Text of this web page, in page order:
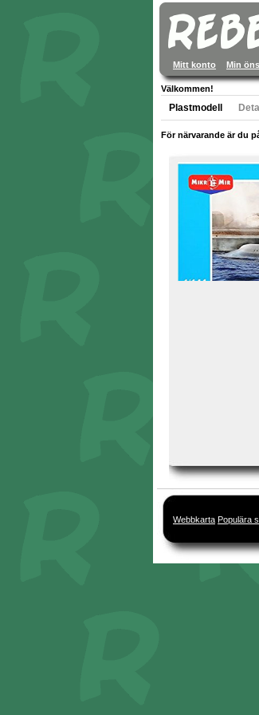
Mitt konto Min
Välkommen!
Plastmodell
För närvarande är du
Webbkarta Populära